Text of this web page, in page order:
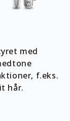
med
f.eks.
hår.